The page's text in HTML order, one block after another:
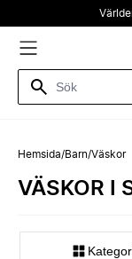
Hemsida/Barn/Väskor
VÄSKOR I